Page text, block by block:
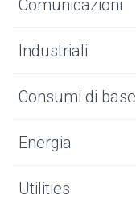
Comunicazioni
Industriali
Consumi di base
Energia
Utilities